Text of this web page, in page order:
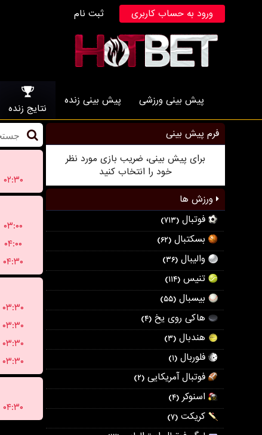
ورود به حساب کاربری ثبت نام
پیش بینی ورزشی پیش بینی زنده
نتایج زنده
فرم پیش بینی
برای پیش بینی، ضریب بازی مورد نظر
خود را انتخاب کنید
ورزش ها
فوتبال (۷۱۳)
بسکتبال (۶۲)
والیبال (۳۶)
تنیس (۱۱۴)
بیسبال (۵۵)
هاکی روی یخ (۴)
هندبال (۳)
فلوربال (۱)
فوتبال آمریکایی (۲)
اسنوکر (۴)
کریکت (۷)
۰۲:۳۰
۰۳:۰۰
۰۴:۰۰
۰۴:۳۰
۰۳:۳۰
۰۳:۳۰
۰۳:۳۰
۰۳:۳۰
۰۴:۳۰